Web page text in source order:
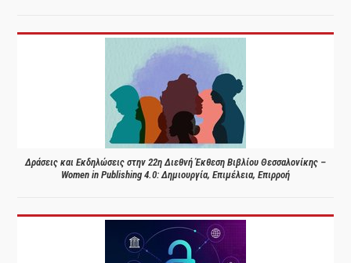
Δράσεις και Εκδηλώσεις στην 22η Διεθνή Έκθεση Βιβλίου Θεσσαλονίκης –
Women in Publishing 4.0: Δημιουργία, Επιμέλεια, Επιρροή